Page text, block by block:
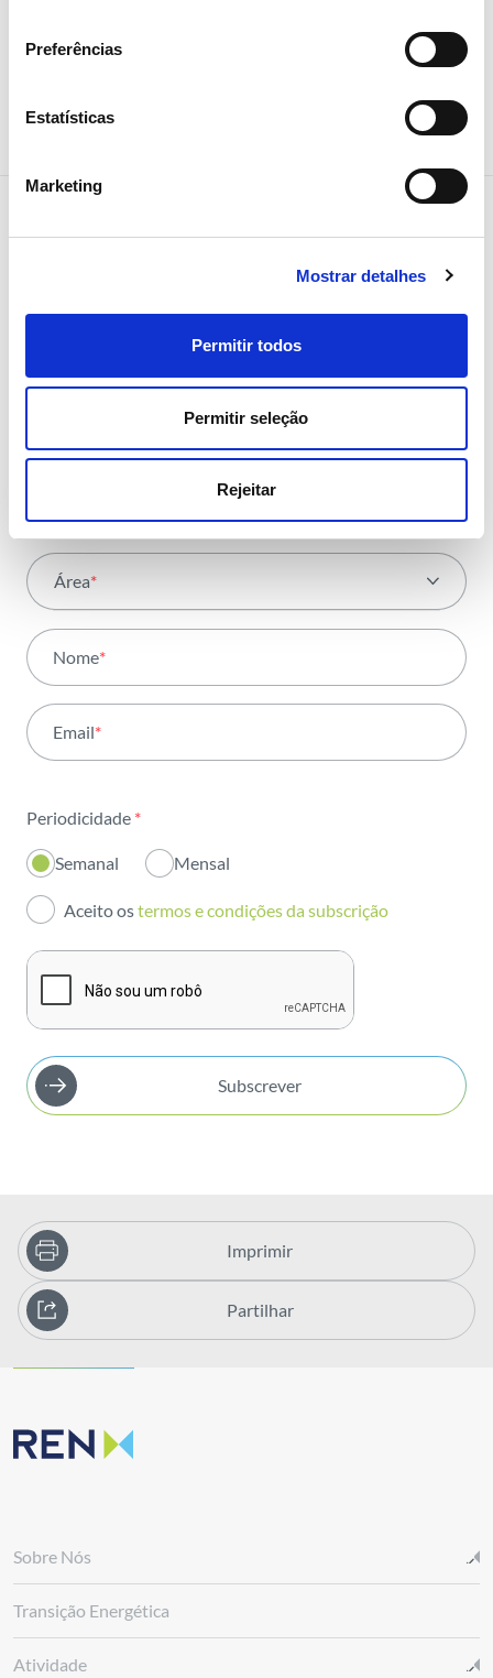
Preferências
Estatísticas
Marketing
Mostrar detalhes
Permitir todos
Permitir seleção
Rejeitar
Receba todos os detalhes da
tendências e notícias que
partilhamos
com toda a energia
Área*
Atividade
Institucional
Inovação
Investidores
Publicações
Nome*
Email*
Periodicidade *
Semanal Mensal
Aceito ostermos e condições da subscrição
Subscrever
Imprimir
Partilhar
Sobre Nós
Transição Energética
Atividade